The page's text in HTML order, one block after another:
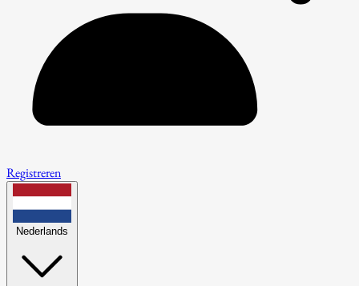
Registreren
Nederlands